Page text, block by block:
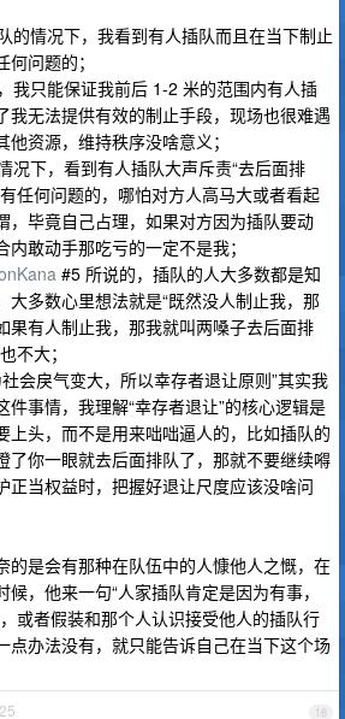
的情况下，我看到有人插队而且在当下制止
问题的；
我只能保证我前后 1-2 米的范围内有人插
我无法提供有效的制止手段，现场也很难遇
资源，维持秩序没啥意义；
况下，看到有人插队大声斥责“去后面排
任何问题的，哪怕对方人高马大或者看起
，毕竟自己占理，如果对方因为插队要动
敢动手那吃亏的一定不是我；
#5 所说的，插队的人大多数都是知
大多数心里想法就是“既然没人制止我，那
果有人制止我，那我就叫两嗓子去后面排
不大；
会戾气变大，所以幸存者退让原则”其实我
件事情，我理解“幸存者退让”的核心逻辑是
上头，而不是用来咄咄逼人的，比如插队的
了你一眼就去后面排队了，那就不要继续嘚
正当权益时，把握好退让尺度应该没啥问
的是会有那种在队伍中的人慷他人之慨，在
，他来一句“人家插队肯定是因为有事，
或者假装和那个人认识接受他人的插队行
点办法没有，就只能告诉自己在当下这个场
18